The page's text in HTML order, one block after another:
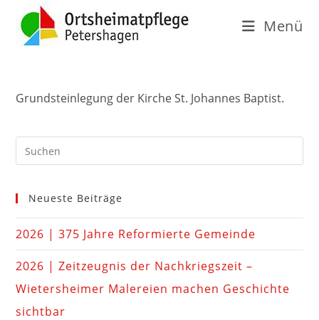
Menü
Grundsteinlegung der Kirche St. Johannes Baptist.
Neueste Beiträge
2026 | 375 Jahre Reformierte Gemeinde
2026 | Zeitzeugnis der Nachkriegszeit –
Wietersheimer Malereien machen Geschichte
sichtbar